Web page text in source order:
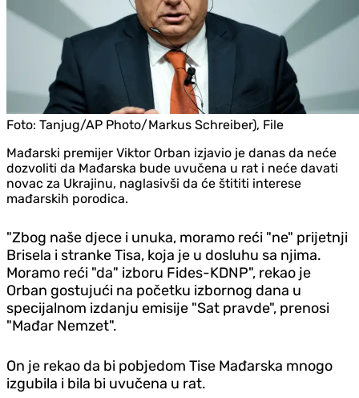
Foto: Tanjug/AP Photo/Markus Schreiber), File
Mađarski premijer Viktor Orban izjavio je danas da neće
dozvoliti da Mađarska bude uvučena u rat i neće davati
novac za Ukrajinu, naglasivši da će štititi interese
mađarskih porodica.
"Zbog naše djece i unuka, moramo reći "ne" prijetnji
Brisela i stranke Tisa, koja je u dosluhu sa njima.
Moramo reći "da" izboru Fides-KDNP", rekao je
Orban gostujući na početku izbornog dana u
specijalnom izdanju emisije "Sat pravde", prenosi
"Mađar Nemzet".
On je rekao da bi pobjedom Tise Mađarska mnogo
izgubila i bila bi uvučena u rat.